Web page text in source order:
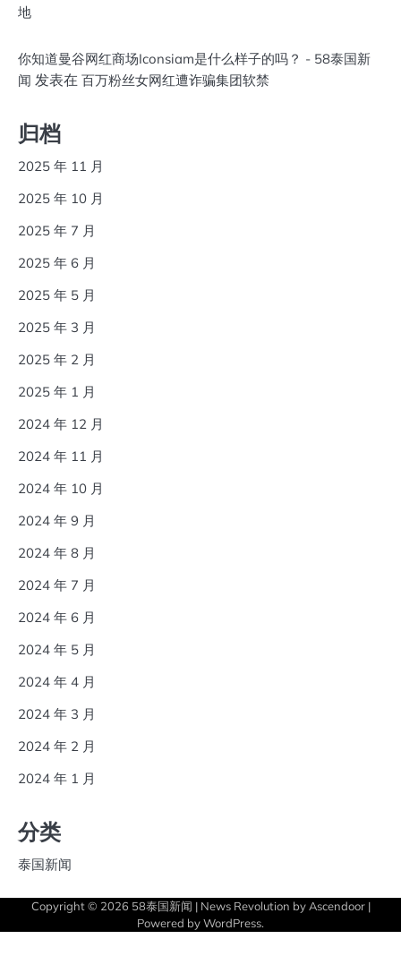
地
你知道曼谷网红商场Iconsiam是什么样子的吗？ - 58泰国新
闻 发表在 百万粉丝女网红遭诈骗集团软禁
归档
2025 年 11 月
2025 年 10 月
2025 年 7 月
2025 年 6 月
2025 年 5 月
2025 年 3 月
2025 年 2 月
2025 年 1 月
2024 年 12 月
2024 年 11 月
2024 年 10 月
2024 年 9 月
2024 年 8 月
2024 年 7 月
2024 年 6 月
2024 年 5 月
2024 年 4 月
2024 年 3 月
2024 年 2 月
2024 年 1 月
分类
泰国新闻
Copyright © 2026 58泰国新闻 | News Revolution by Ascendoor|
Powered byWordPress.